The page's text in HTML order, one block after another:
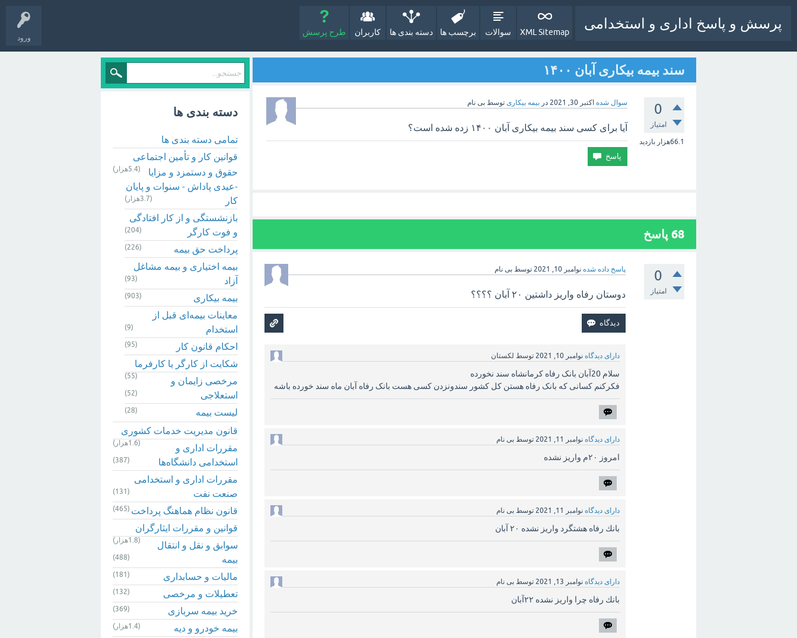
ورود
پرسش و پاسخ اداری و استخدامی
XML Sitemap سوالات برچسب ها دسته بندی ها کاربران طرح پرسش
سند بیمه بیکاری آبان ۱۴۰۰
0
امتیاز
66.1هزار بازدید
سوال شده اکتبر 30, 2021 در بیمه بیکاری توسط بی نام
آیا برای کسی سند بیمه بیکاری آبان ۱۴۰۰ زده شده است؟
68 پاسخ
0
امتیاز
پاسخ داده شده نوامبر 10, 2021 توسطبی نام
دوستان رفاه واریز داشتین ۲۰ آبان ؟؟؟؟
دارای دیدگاه نوامبر 10, 2021 توسط لکستان
سلام 20آبان بانک رفاه کرمانشاه سند نخورده
فکرکنم کسانی که بانک رفاه هستن کل کشور سندونزدن کسی هست بانک رفاه آبان ماه سند خورده باشه
دارای دیدگاه نوامبر 11, 2021 توسطبی نام
امروز ۲۰م واریز نشده
دارای دیدگاه نوامبر 11, 2021 توسطبی نام
بانك رفاه هشتگرد واريز نشده ٢٠ آبان
دارای دیدگاه نوامبر 13, 2021 توسطبی نام
بانك رفاه چرا واريز نشده ٢٢آبان
دسته بندی ها
تمامی دسته بندی ها
قوانین کار و تأمین اجتماعی
(5.4هزار)
حقوق و دستمزد و مزایا
-عیدی پاداش - سنوات و پایان
کار
(3.7هزار)
بازنشستگی و از کار افتادگی
و فوت کارگر
(204)
پرداخت حق بیمه (226)
بیمه اختیاری و بیمه مشاغل
آزاد
(93)
بیمه بیکاری (903)
معاینات بیمه‌ای قبل از
استخدام
(9)
احکام قانون کار (95)
شکایت از کارگر یا کارفرما
(55)
مرخصی زایمان و
استعلاجی
(52)
لیست بیمه (28)
قانون مدیریت خدمات کشوری
(1.6هزار)
مقررات اداری و
استخدامی دانشگاه‌ها
(387)
مقررات اداری و استخدامی
صنعت نفت
(131)
قانون نظام هماهنگ پرداخت (465)
قوانین و مقررات ایثارگران
(1.8هزار)
سوابق و نقل و انتقال
بیمه‌
(488)
مالیات و حسابداری (181)
تعطیلات و مرخصی (132)
خرید بیمه سربازی (369)
بیمه خودرو و دیه (1.4هزار)